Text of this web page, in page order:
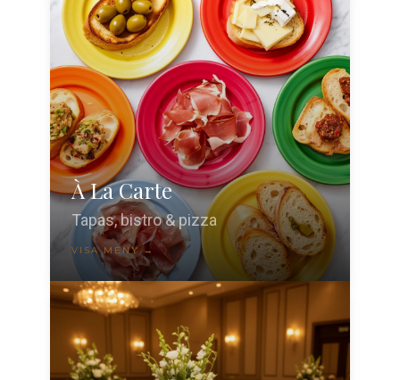
À La Carte
Tapas, bistro & pizza
VISA MENY →